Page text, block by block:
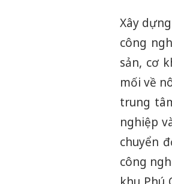
Xây
công
sản, cơ
mối về
trung
nghiệp
chuyển
công